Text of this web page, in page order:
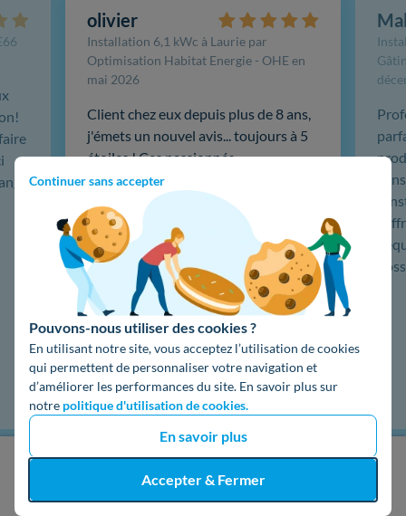
Continuer sans accepter
Pouvons-nous utiliser des cookies ?
En utilisant notre site, vous acceptez l’utilisation de cookies
qui permettent de personnaliser votre navigation et
d’améliorer les performances du site. En savoir plus sur
notre politique d'utilisation de cookies.
En savoir plus
Accepter & Fermer
J'obtiens un devis gratuit
olivier
Installation 6,1 kWc à Laurie par
Optimisation Habitat Energie - OHE en
mai 2026
Client chez eux depuis plus de 8 ans,
j'émets un nouvel avis... toujours à 5
étoiles ! Ces passionnés
particulièrement compétents m'ont
installé une centrale de 19 panneaux
solaires, puis une sauvegarde
batterie 5kw Emphase, du très haut
de gamme. …
Lire la suite